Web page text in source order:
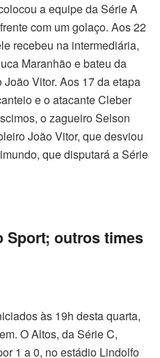
a equipe da Série A
com um golaço. Aos 22
recebeu na intermediária,
Maranhão e bateu da
Vitor. Aos 17 da etapa
e o atacante Cleber
o zagueiro Selson
João Vitor, que desviou
que disputará a Série
Sport; outros times
às 19h desta quarta,
O Altos, da Série C,
1 a 0, no estádio Lindolfo